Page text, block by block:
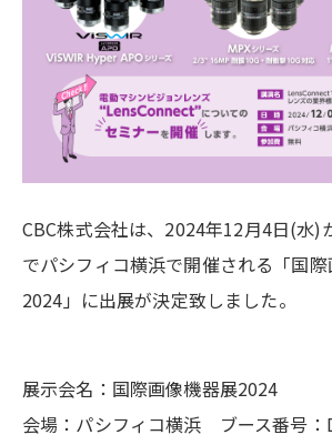
CBC株式会社は、2024年12月4日(水)
でパシフィコ横浜で開催される「国
2024」に出展が決定致しました。
展示会名：国際画像機器展2024
会場：パシフィコ横浜 ブース番号：